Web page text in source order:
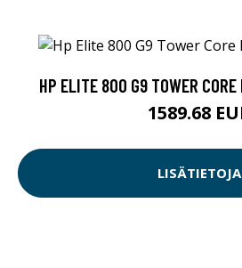
HP ELITE 800 G9 TOWER CORE
1589.68
LISÄTIETOJA